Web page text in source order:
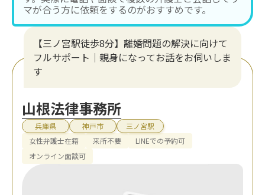
マが合う方に依頼をするのがおすすめです。
【三ノ宮駅徒歩8分】離婚問題の解決に向けて
フルサポート｜親身になってお話をお伺いしま
す
山根法律事務所
兵庫県 神戸市
三ノ宮駅
女性弁護士在籍
来所不要
LINEでの予約可
オンライン面談可